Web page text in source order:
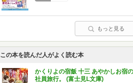
もっと見る
この本を読んだ人がよく読む本
かくりよの宿飯 十三 あやかしお宿の
社員旅行。 (富士見L文庫)